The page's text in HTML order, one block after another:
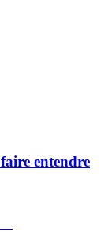
entendre